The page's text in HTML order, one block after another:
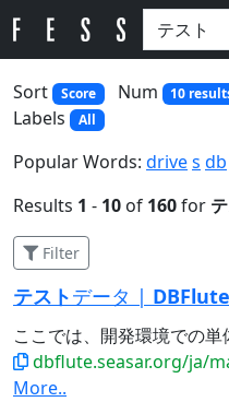
Sort
Score Num 10
Labels All
Popular Words: drives db
Results 1 - 10 of 160for
Filter
テストデータ | DBFlute
ここでは、開発環境での単
dbflute.seasar.org/ja/
More..